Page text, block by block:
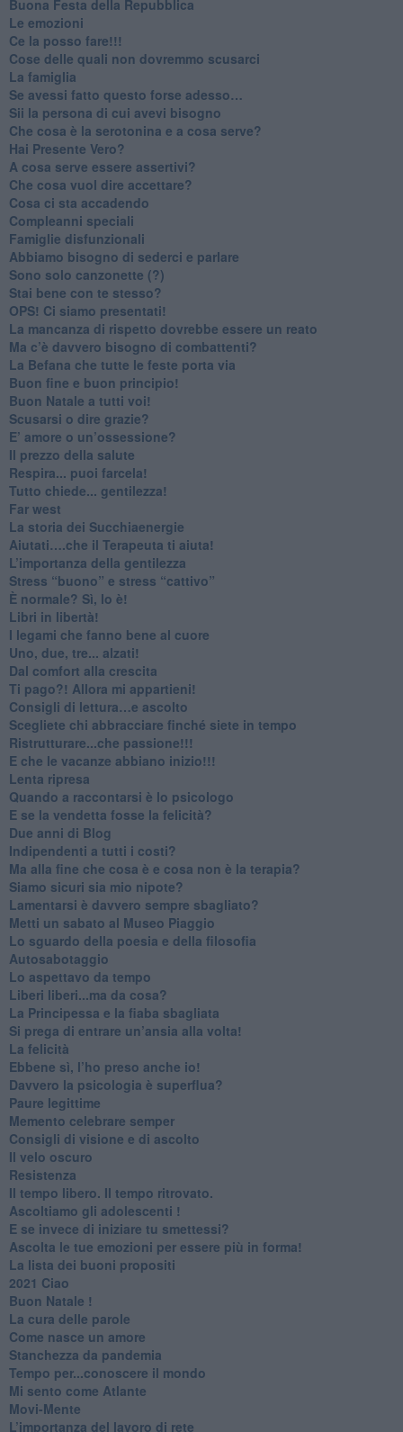
​Buona Festa della Repubblica
Le emozioni
​Ce la posso fare!!!
​Cose delle quali non dovremmo scusarci
​La famiglia
​Se avessi fatto questo forse adesso…
​Sii la persona di cui avevi bisogno
Che cosa è la serotonina e a cosa serve?
​Hai Presente Vero?
A cosa serve essere assertivi?
​Che cosa vuol dire accettare?
​Cosa ci sta accadendo
​Compleanni speciali
​Famiglie disfunzionali
​Abbiamo bisogno di sederci e parlare
Sono solo canzonette (?)
​Stai bene con te stesso?
​OPS! Ci siamo presentati!
​La mancanza di rispetto dovrebbe essere un reato
​Ma c’è davvero bisogno di combattenti?
​La Befana che tutte le feste porta via
Buon fine e buon principio!
​Buon Natale a tutti voi!
​Scusarsi o dire grazie?
​E’ amore o un’ossessione?
​Il prezzo della salute
​Respira... puoi farcela!
​Tutto chiede... gentilezza!
​Far west
​La storia dei Succhiaenergie
​Aiutati….che il Terapeuta ti aiuta!
​L’importanza della gentilezza
​Stress “buono” e stress “cattivo”
​È normale? Sì, lo è!
​Libri in libertà!
​I legami che fanno bene al cuore
Uno, due, tre... alzati!​
​Dal comfort alla crescita
​Ti pago?! Allora mi appartieni!​
​Consigli di lettura…e ascolto
​Scegliete chi abbracciare finché siete in tempo
​Ristrutturare...che passione!!!
​E che le vacanze abbiano inizio!!!
​Lenta ripresa
​Quando a raccontarsi è lo psicologo
​E se la vendetta fosse la felicità?
​Due anni di Blog
​Indipendenti a tutti i costi?
​Ma alla fine che cosa è e cosa non è la terapia?
​Siamo sicuri sia mio nipote?
​Lamentarsi è davvero sempre sbagliato?
​Metti un sabato al Museo Piaggio
​Lo sguardo della poesia e della filosofia
Autosabotaggio
​Lo aspettavo da tempo
​Liberi liberi...ma da cosa?
​La Principessa e la fiaba sbagliata
Si prega di entrare un’ansia alla volta!
​La felicità
​Ebbene sì, l’ho preso anche io!
​Davvero la psicologia è superflua?
Paure legittime
​Memento celebrare semper
​Consigli di visione e di ascolto
​Il velo oscuro
Resistenza
​Il tempo libero. Il tempo ritrovato.
Ascoltiamo gli adolescenti !
​E se invece di iniziare tu smettessi?
​Ascolta le tue emozioni per essere più in forma!
​La lista dei buoni propositi
2021 Ciao
Buon Natale !
​La cura delle parole
​Come nasce un amore
Stanchezza da pandemia
​Tempo per...conoscere il mondo
​Mi sento come Atlante
​Movi-Mente
​L’importanza del lavoro di rete